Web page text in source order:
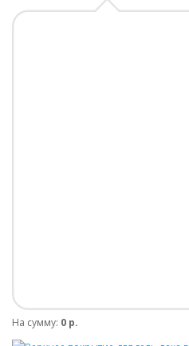
На сумму: 0 р.